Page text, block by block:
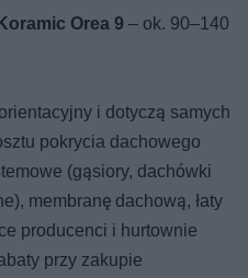
Orea 9 – ok. 90–140
i dotyczą samych
pokrycia dachowego
(gąsiory, dachówki
membranę dachową, łaty
producenci i hurtownie
przy zakupie